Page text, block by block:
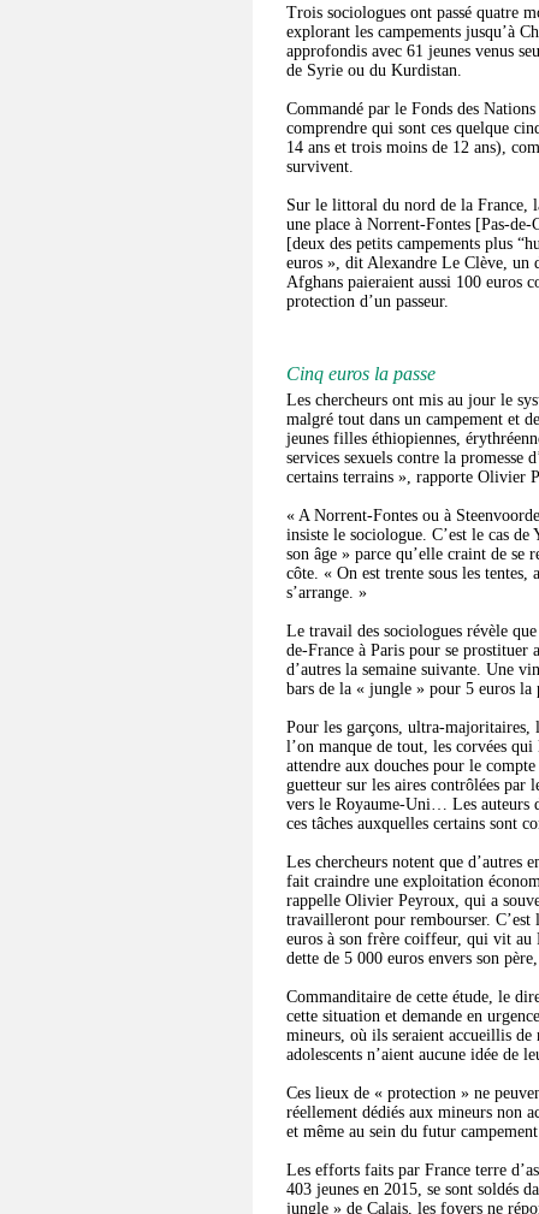
Trois sociologues ont passé quatre
explorant les campements jusqu’à
approfondis avec 61 jeunes venus
de Syrie ou du Kurdistan.
Commandé par le Fonds des
comprendre qui sont ces quelque
14 ans et trois moins de 12 ans),
survivent.
Sur le littoral du nord de la France,
une place à Norrent-Fontes [Pas-
[deux des petits campements plus
euros », dit Alexandre Le Clève, un
Afghans paieraient aussi 100 euros
protection d’un passeur.
Cinq euros la passe
Les chercheurs ont mis au jour le
malgré tout dans un campement et
jeunes filles éthiopiennes,
services sexuels contre la promesse
certains terrains », rapporte Olivier
« A Norrent-Fontes ou à
insiste le sociologue. C’est le cas
son âge » parce qu’elle craint de
côte. « On est trente sous les
s’arrange. »
Le travail des sociologues révèle
de-France à Paris pour se prostituer
d’autres la semaine suivante. Une
bars de la « jungle » pour 5 euros la
Pour les garçons, ultra-majoritaires,
l’on manque de tout, les corvées
attendre aux douches pour le
guetteur sur les aires contrôlées par
vers le Royaume-Uni… Les auteurs
ces tâches auxquelles certains sont
Les chercheurs notent que d’autres
fait craindre une exploitation
rappelle Olivier Peyroux, qui a
travailleront pour rembourser.
euros à son frère coiffeur, qui vit
dette de 5 000 euros envers son
Commanditaire de cette étude, le
cette situation et demande en
mineurs, où ils seraient accueillis de
adolescents n’aient aucune idée de
Ces lieux de « protection » ne
réellement dédiés aux mineurs non
et même au sein du futur
Les efforts faits par France terre
403 jeunes en 2015, se sont soldés
jungle » de Calais, les foyers ne